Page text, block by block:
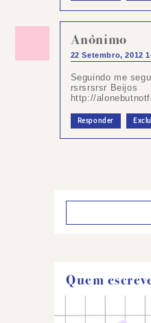
Anônimo
22 Setembro, 2012
Seguindo me
rsrsrsrsr Beijos
http://
Responder
Quem